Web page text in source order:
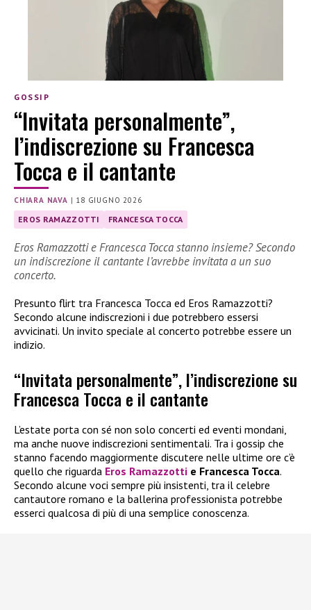
GOSSIP
“Invitata personalmente”,
l’indiscrezione su Francesca
Tocca e il cantante
CHIARA NAVA | 18 GIUGNO 2026
EROS RAMAZZOTTI FRANCESCA TOCCA
Eros Ramazzotti e Francesca Tocca stanno insieme? Secondo
un indiscrezione il cantante l’avrebbe invitata a un suo
concerto.
Presunto flirt tra Francesca Tocca ed Eros Ramazzotti?
Secondo alcune indiscrezioni i due potrebbero essersi
avvicinati. Un invito speciale al concerto potrebbe essere un
indizio.
“Invitata personalmente”, l’indiscrezione su
Francesca Tocca e il cantante
L’estate porta con sé non solo concerti ed eventi mondani,
ma anche nuove indiscrezioni sentimentali. Tra i gossip che
stanno facendo maggiormente discutere nelle ultime ore c’è
quello che riguarda Eros Ramazzotti e Francesca Tocca.
Secondo alcune voci sempre più insistenti, tra il celebre
cantautore romano e la ballerina professionista potrebbe
esserci qualcosa di più di una semplice conoscenza.